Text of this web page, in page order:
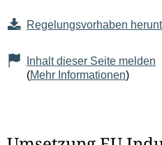
Regelungsvorhaben
Inhalt dieser Seite melden
(Mehr Informationen)